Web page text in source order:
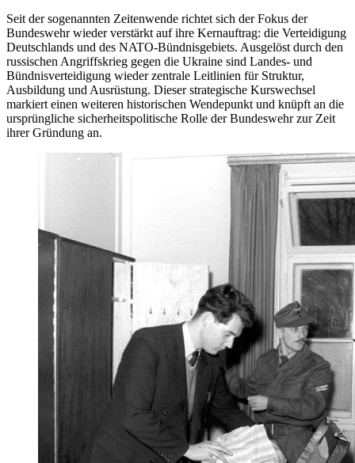
Seit der sogenannten Zeitenwende richtet sich der Fokus der
Bundeswehr wieder verstärkt auf ihre Kernauftrag: die Verteidigung
Deutschlands und des NATO-Bündnisgebiets. Ausgelöst durch den
russischen Angriffskrieg gegen die Ukraine sind Landes- und
Bündnisverteidigung wieder zentrale Leitlinien für Struktur,
Ausbildung und Ausrüstung. Dieser strategische Kurswechsel
markiert einen weiteren historischen Wendepunkt und knüpft an die
ursprüngliche sicherheitspolitische Rolle der Bundeswehr zur Zeit
ihrer Gründung an.